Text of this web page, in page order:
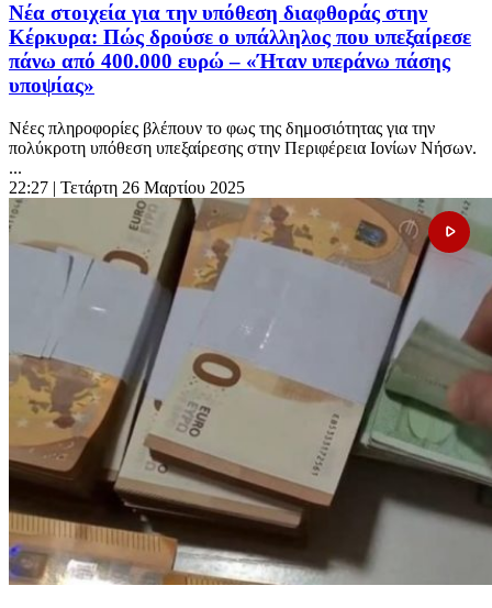
Νέα στοιχεία για την υπόθεση διαφθοράς στην
Κέρκυρα: Πώς δρούσε ο υπάλληλος που υπεξαίρεσε
πάνω από 400.000 ευρώ – «Ήταν υπεράνω πάσης
υποψίας»
Νέες πληροφορίες βλέπουν το φως της δημοσιότητας για την
πολύκροτη υπόθεση υπεξαίρεσης στην Περιφέρεια Ιονίων Νήσων.
...
22:27 | Τετάρτη 26 Μαρτίου 2025